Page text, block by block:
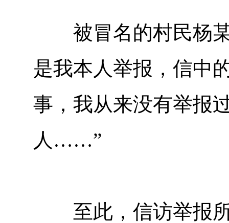
被冒名的村民杨某
是我本人举报，信中
事，我从来没有举报
人……”
至此，信访举报所